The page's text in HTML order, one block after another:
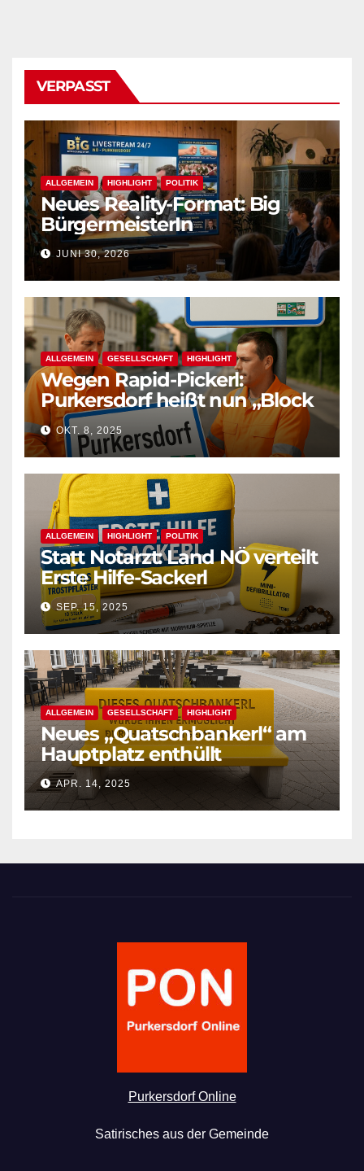
VERPASST
ALLGEMEIN HIGHLIGHT POLITIK
Neues Reality-Format: Big
BürgermeisterIn
JUNI 30, 2026
ALLGEMEIN GESELLSCHAFT HIGHLIGHT
Wegen Rapid-Pickerl:
Purkersdorf heißt nun „Block
West“
OKT. 8, 2025
ALLGEMEIN HIGHLIGHT POLITIK
Statt Notarzt: Land NÖ verteilt
Erste Hilfe-Sackerl
SEP. 15, 2025
ALLGEMEIN GESELLSCHAFT HIGHLIGHT
Neues „Quatschbankerl“ am
Hauptplatz enthüllt
APR. 14, 2025
Purkersdorf Online
Satirisches aus der Gemeinde